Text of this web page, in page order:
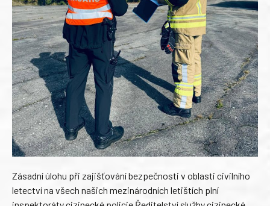
Zásadní úlohu při zajišťování bezpečnosti v oblasti civilního
letectví na všech našich mezinárodních letištích plní